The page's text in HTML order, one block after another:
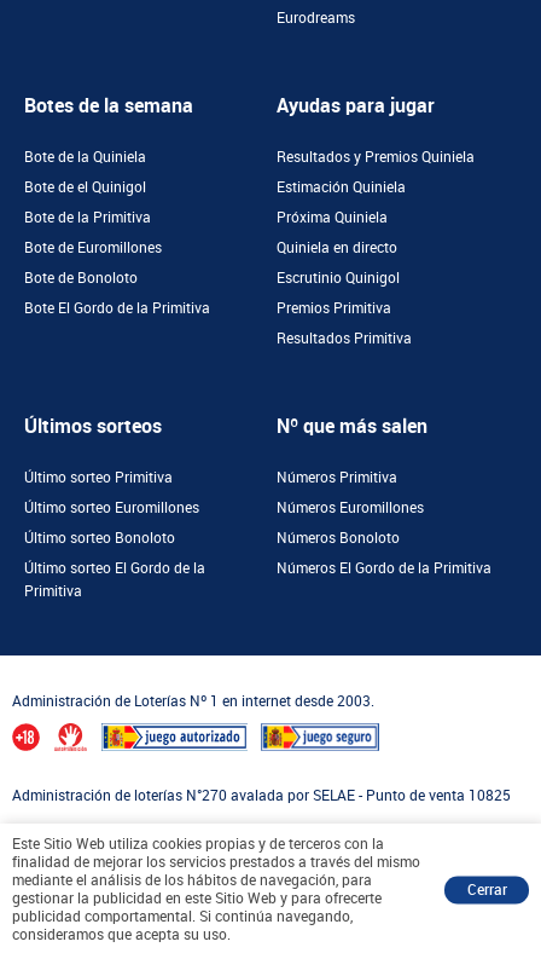
Este Sitio Web utiliza cookies propias y de terceros con la
finalidad de mejorar los servicios prestados a través del mismo
mediante el análisis de los hábitos de navegación, para
gestionar la publicidad en este Sitio Web y para ofrecerte
publicidad comportamental. Si continúa navegando,
consideramos que acepta su uso.
Cerrar
Eurodreams
Botes de la semana
Bote de la Quiniela
Bote de el Quinigol
Bote de la Primitiva
Bote de Euromillones
Bote de Bonoloto
Bote El Gordo de la Primitiva
Ayudas para jugar
Resultados y Premios Quiniela
Estimación Quiniela
Próxima Quiniela
Quiniela en directo
Escrutinio Quinigol
Premios Primitiva
Resultados Primitiva
Últimos sorteos
Último sorteo Primitiva
Último sorteo Euromillones
Último sorteo Bonoloto
Último sorteo El Gordo de la
Primitiva
Nº que más salen
Números Primitiva
Números Euromillones
Números Bonoloto
Números El Gordo de la Primitiva
Administración de Loterías Nº 1 en internet desde 2003.
Administración de loterías N°270 avalada por SELAE - Punto de venta 10825
Compra 100% segura en un Punto de Venta Oficial asociado a
Loterías y Apuestas del Estado
Copyright © 2026 Eduardo Losilla. Todos los derechos reservados.